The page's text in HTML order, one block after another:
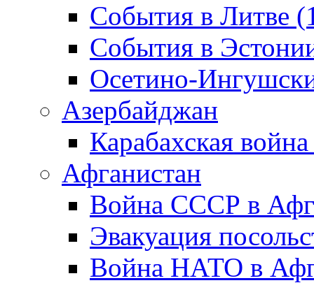
События в Литве
События в
Осетино-
Азербайджан
Карабахская
Афганистан
Война СССР в
Эвакуация
Война НАТО в